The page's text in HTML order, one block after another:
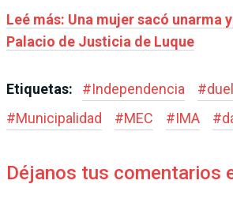
Leé más: Una mujer sacó unarma
Palacio de Justicia de Luque
Etiquetas: #Independencia #
#Municipalidad #MEC #IMA #
Déjanos tus comentarios